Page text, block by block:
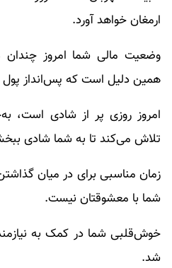
ارمغان خواهد آورد.
وضعیت مالی شما امروز
همین دلیل است که پس‌انداز پول
امروز روزی پر از شادی است،
تلاش می‌کند تا به شما شادی
زمان مناسبی برای در میان
شما با معشوقتان نیست.
خوش‌قلبی شما در کمک به
شد.